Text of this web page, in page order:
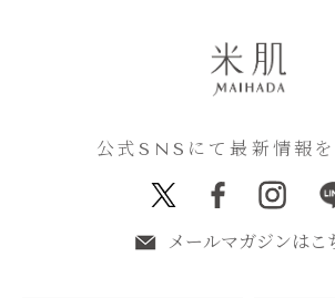
公式SNSにて最新情報
メールマガジンはこ